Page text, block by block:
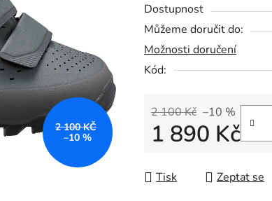
Dostupnost
Můžeme doručit do:
Možnosti doručení
Kód:
2 100 Kč –10 %
1 890 Kč
Tisk Zeptat se
2 100 KČ
–10 %